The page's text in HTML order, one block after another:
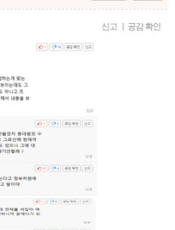
신고 | 공감 확인